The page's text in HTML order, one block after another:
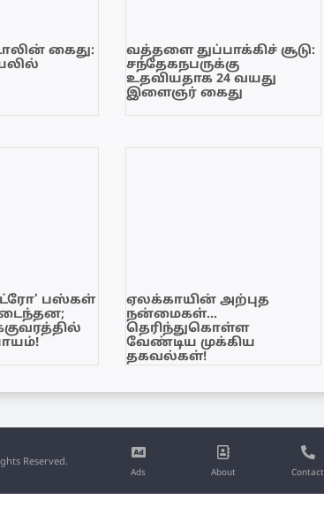
கைது:
வத்தளை துப்பாக்கிச் சூடு:
சந்தேகநபருக்கு
உதவியதாக 24 வயது
இளைஞர் கைது
பஸ்கள்
ஏலக்காயின் அற்புத
நன்மைகள்…
தெரிந்துகொள்ள
வேண்டிய முக்கிய
தகவல்கள்!
Ads About Contact
Reserved.